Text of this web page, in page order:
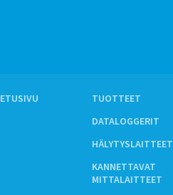
ETUSIVU
TUOTTEET
DATALOGGERIT
HÄLYTYSLAITTEET
KANNETTAVAT
MITTALAITTEET